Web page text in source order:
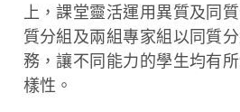
上，課堂靈活運用異質及同
質分組及兩組專家組以同質
務，讓不同能力的學生均有
樣性。